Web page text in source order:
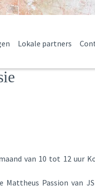
Lokale partners
van 10 tot 12 uur
Passion van JS